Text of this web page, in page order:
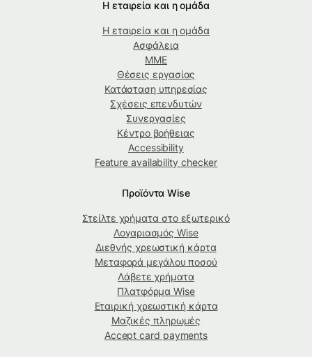
Η εταιρεία και η ομάδα
Η εταιρεία και η ομάδα
Ασφάλεια
ΜΜΕ
Θέσεις εργασίας
Κατάσταση υπηρεσίας
Σχέσεις επενδυτών
Συνεργασίες
Κέντρο βοήθειας
Accessibility
Feature availability checker
Προϊόντα Wise
Στείλτε χρήματα στο εξωτερικό
Λογαριασμός Wise
Διεθνής χρεωστική κάρτα
Μεταφορά μεγάλου ποσού
Λάβετε χρήματα
Πλατφόρμα Wise
Εταιρική χρεωστική κάρτα
Μαζικές πληρωμές
Accept card payments